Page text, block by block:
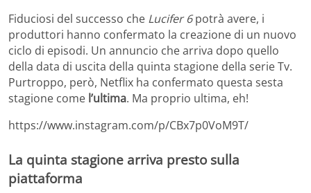
Fiduciosi del successo che Lucifer 6potrà avere, i
produttori hanno confermato la creazione di un nuovo
ciclo di episodi. Un annuncio che arriva dopo quello
della data di uscita della quinta stagione della serie Tv.
Purtroppo, però, Netflix ha confermato questa sesta
stagione come l’ultima. Ma proprio ultima, eh!
https://www.instagram.com/p/CBx7p0VoM9T/
La quinta stagione arriva presto sulla
piattaforma